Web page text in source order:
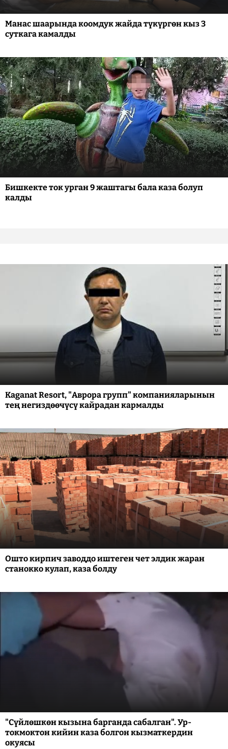
Манас шаарында коомдук жайда түкүргөн кыз 3
суткага камалды
Бишкекте ток урган 9 жаштагы бала каза болуп
калды
Kaganat Resort, "Аврора групп" компанияларынын
тең негиздөөчүсү кайрадан кармалды
Ошто кирпич заводдо иштеген чет элдик жаран
станокко кулап, каза болду
"Сүйлөшкөн кызына барганда сабалган". Ур-
токмоктон кийин каза болгон кызматкердин
окуясы